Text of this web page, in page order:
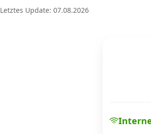
Letztes Update: 07.08.2026